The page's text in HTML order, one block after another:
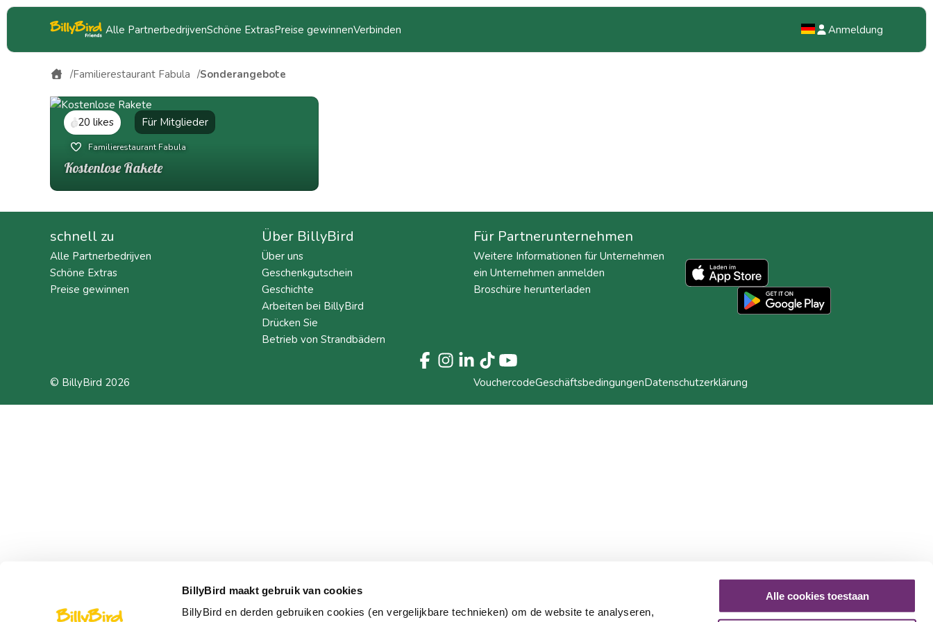
BillyBird maakt gebruik van cookies
BillyBird en derden gebruiken cookies (en vergelijkbare technieken) om de website te analyseren,
Alle cookies toestaan
Alle PartnerbedrijvenSchöne ExtrasPreise gewinnenVerbinden Anmeldung
Familierestaurant Fabula Sonderangebote
20 likes Für Mitglieder
Familierestaurant Fabula
Kostenlose Rakete
schnell zu
Alle Partnerbedrijven
Schöne Extras
Preise gewinnen
Über BillyBird
Über uns
Geschenkgutschein
Geschichte
Arbeiten bei BillyBird
Drücken Sie
Betrieb von Strandbädern
Für Partnerunternehmen
Weitere Informationen für Unternehmen
ein Unternehmen anmelden
Broschüre herunterladen
© BillyBird 2026 VouchercodeGeschäftsbedingungenDatenschutzerklärung